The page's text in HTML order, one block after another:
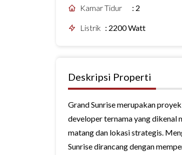
Kamar Tidur : 2
Listrik : 2200 Watt
Deskripsi Properti
Grand Sunrise merupakan
developer ternama yang
matang dan lokasi strategis.
Sunrise dirancang dengan